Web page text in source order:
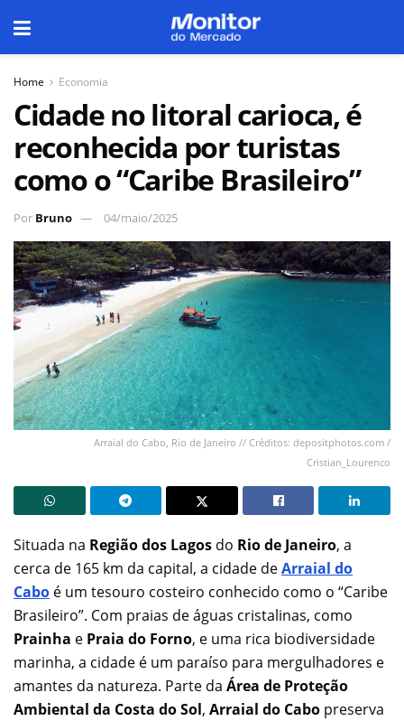
Home Economia
Cidade no litoral carioca, é
reconhecida por turistas
como o “Caribe Brasileiro”
Por Bruno 04/maio/2025
Arraial do Cabo, Rio de Janeiro // Créditos: depositphotos.com /
Cristian_Lourenco
Situada na Região dos Lagos do Rio de Janeiro, a
cerca de 165 km da capital, a cidade deArraial do
Cabo é um tesouro costeiro conhecido como o “Caribe
Brasileiro”. Com praias de águas cristalinas, como
Prainha e Praia do Forno, e uma rica biodiversidade
marinha, a cidade é um paraíso para mergulhadores e
amantes da natureza. Parte da Área de Proteção
Ambiental da Costa do Sol, Arraial do Cabo preserva